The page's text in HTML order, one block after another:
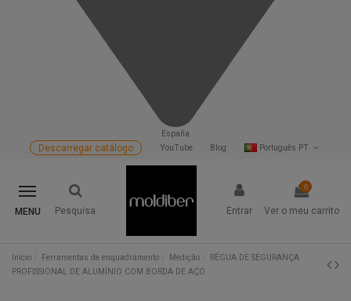
España
Português PT
Blog
YouTube
Descarregar catálogo
MENU Pesquisa Entrar
0
Ver o meu carrito
Início Ferramentas de enquadramento Medição
RÉGUA DE SEGURANÇA
PROFISSIONAL DE ALUMÍNIO COM BORDA DE AÇO